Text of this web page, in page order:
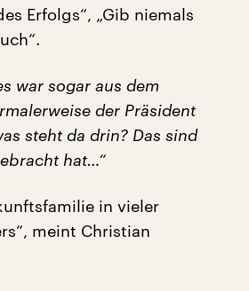
Erfolgs“, „Gib niemals
war sogar aus dem
der Präsident
steht da drin? Das sind
hat…“
in vieler
meint Christian